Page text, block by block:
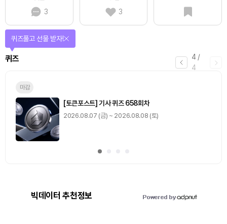
3
3
4 /
4
퀴즈
퀴즈풀고 선물 받자!
마감
[토큰포스트] 기사 퀴즈 658회차
2026.08.07 (금) ~ 2026.08.08 (토)
빅데이터 추천정보